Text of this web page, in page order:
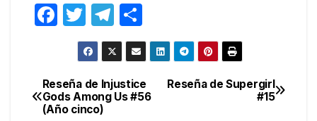
F
e
b
T
w
itt
er
T
el
e
gr
a
o
m
p
ar
Navegación
Reseña de Supergirl
#15
Reseña de Injustice
Gods Among Us #56
(Año cinco)